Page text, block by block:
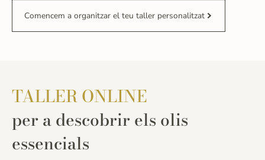
Comencem a organitzar el teu taller personalitzat
TALLER ONLINE
per a descobrir els olis
essencials